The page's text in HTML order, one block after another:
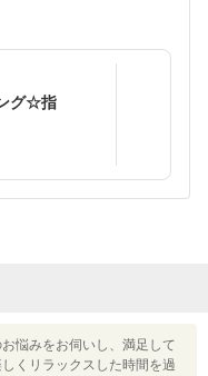
グ☆指
悩みをお伺いし、満足して
くリラックスした時間を過